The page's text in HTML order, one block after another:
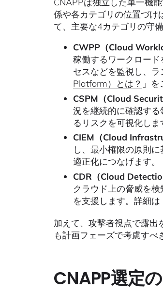
CNAPPは独立した単一機
係や各カテゴリの位置づけ
て、主要な4カテゴリの守
CWPP（Cloud
稼働するワークロー
セスなどを監視し、
Platform）とは？ 」を
CSPM（Cloud
況を継続的に確認す
るリスクを可視化しま
CIEM（Cloud
し、最小権限の原則
適正化につなげます。
CDR（Cloud
クラウド上の脅威を
を支援します。詳細は
加えて、攻撃者視点で露出
も計画フェーズで考慮すべ
CNAPP選定